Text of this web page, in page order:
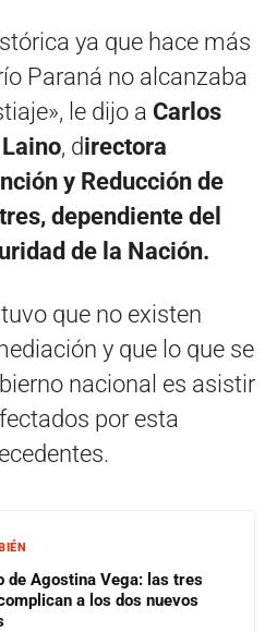
ya que hace más
Paraná no alcanzaba
le dijo a Carlos
, directora
y Reducción de
dependiente del
de la Nación.
que no existen
y que lo que se
nacional es asistir
por esta
de Agostina Vega: las tres
a los dos nuevos